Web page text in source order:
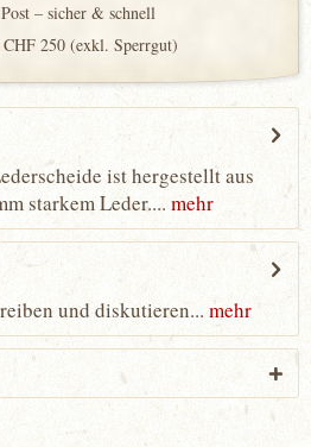
– sicher & schnell
CHF 250 (exkl. Sperrgut)
ist hergestellt aus
starkem Leder.... mehr
und diskutieren... mehr